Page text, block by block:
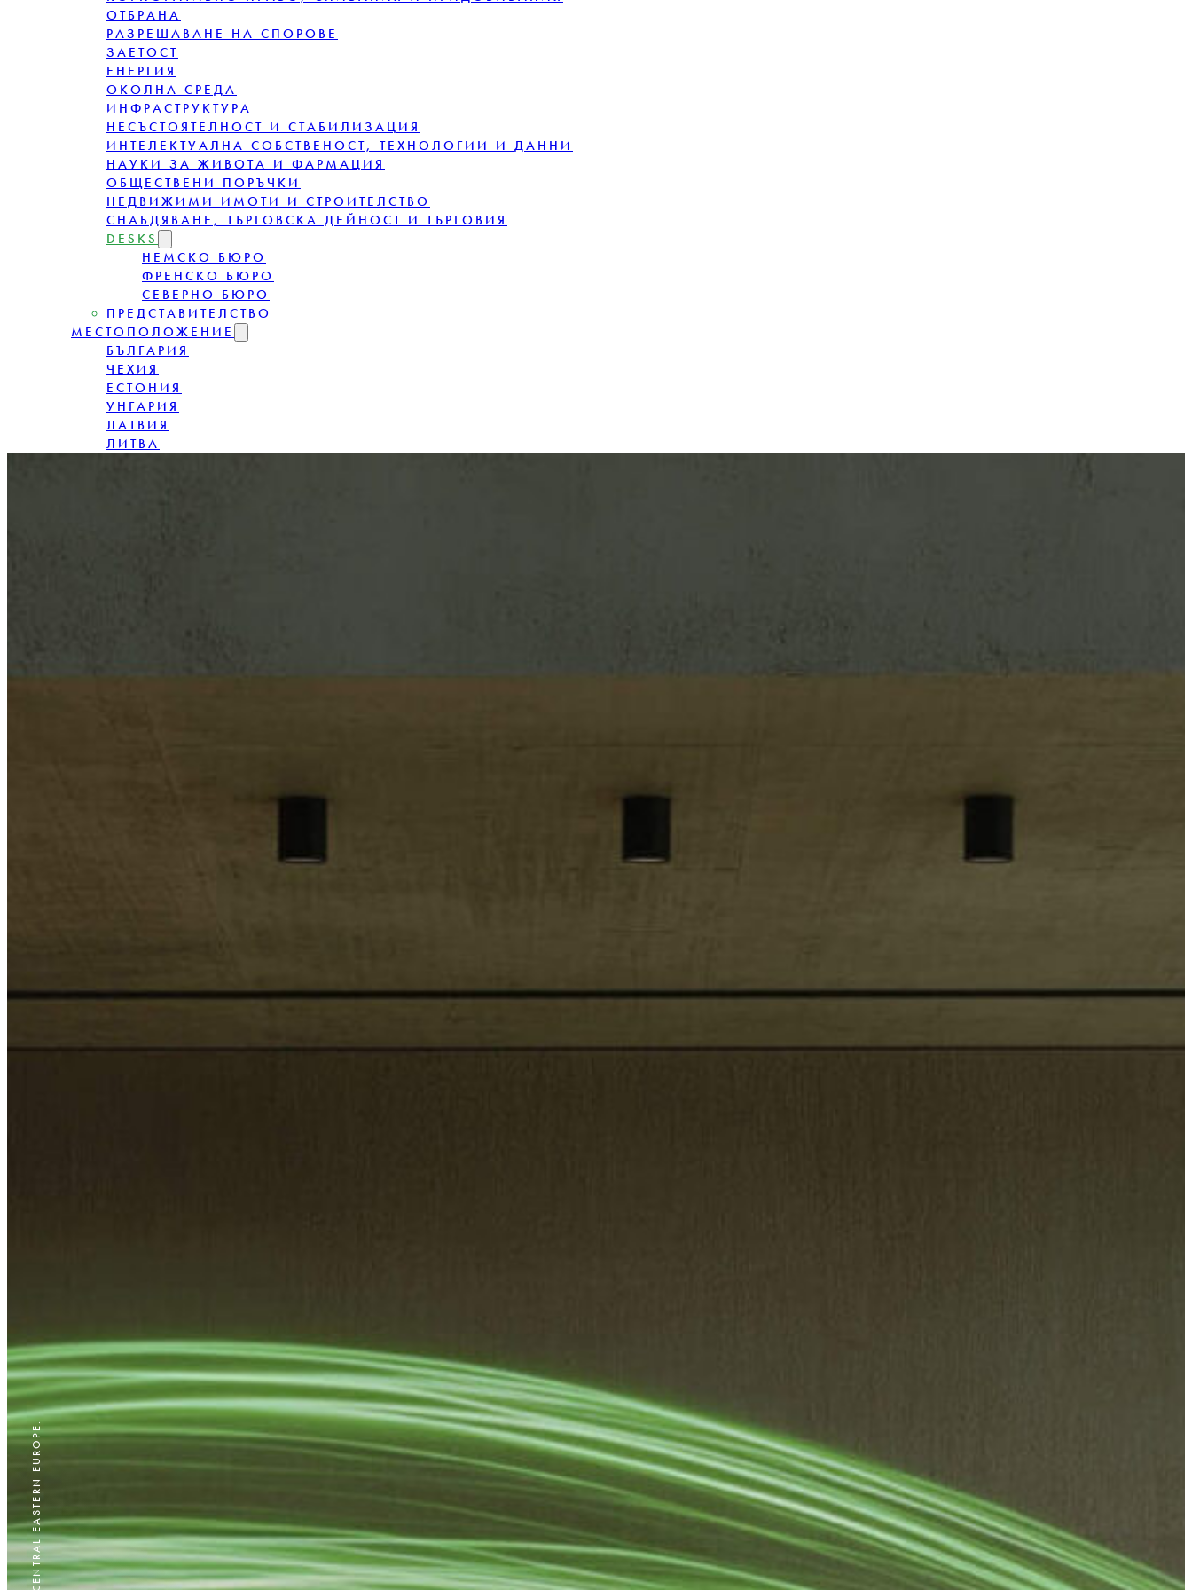
ОТБРАНА
РАЗРЕШАВАНЕ НА СПОРОВЕ
ЗАЕТОСТ
ЕНЕРГИЯ
ОКОЛНА СРЕДА
ИНФРАСТРУКТУРА
НЕСЪСТОЯТЕЛНОСТ И СТАБИЛИЗАЦИЯ
ИНТЕЛЕКТУАЛНА СОБСТВЕНОСТ, ТЕХНОЛОГИИ И ДАННИ
НАУКИ ЗА ЖИВОТА И ФАРМАЦИЯ
ОБЩЕСТВЕНИ ПОРЪЧКИ
НЕДВИЖИМИ ИМОТИ И СТРОИТЕЛСТВО
СНАБДЯВАНЕ, ТЪРГОВСКА ДЕЙНОСТ И ТЪРГОВИЯ
DESKS
НЕМСКО БЮРО
ФРЕНСКО БЮРО
СЕВЕРНО БЮРО
ПРЕДСТАВИТЕЛСТВО
МЕСТОПОЛОЖЕНИЕ
БЪЛГАРИЯ
ЧЕХИЯ
ЕСТОНИЯ
УНГАРИЯ
ЛАТВИЯ
ЛИТВА